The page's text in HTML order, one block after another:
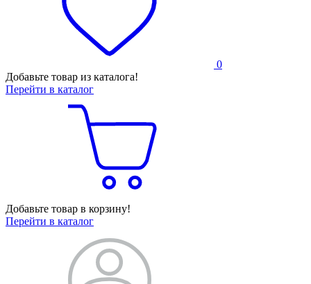
0
Добавьте товар из каталога!
Перейти в каталог
Добавьте товар в корзину!
Перейти в каталог